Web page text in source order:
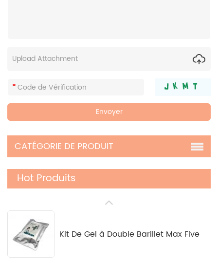
Upload Attachment
CATÉGORIE DE PRODUIT
Hot Produits
Kit De Gel à Double Barillet Max Five